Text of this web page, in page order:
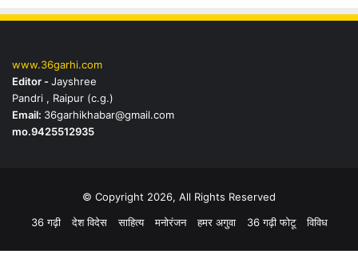
www.36garhi.com
Editor -Jayshree
Pandri , Raipur (c.g.)
Email: 36garhikhabar@gmail.com
mo.9425512935
© Copyright 2026, All Rights Reserved
36 गढ़ी
देश विदेस साहित्य मनोरंजन हमर अगुवा 36 गढ़ी फोटू विविध